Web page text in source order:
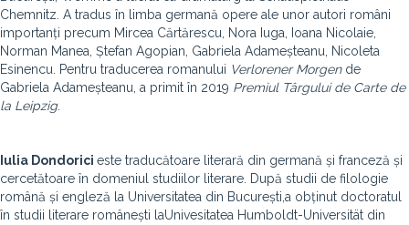
Chemnitz. A tradus în limba germană opere ale unor autori români
importanți precum Mircea Cărtărescu, Nora Iuga, Ioana Nicolaie,
Norman Manea, Ștefan Agopian, Gabriela Adameșteanu, Nicoleta
Esinencu. Pentru traducerea romanului Verlorener Morgende
Gabriela Adameșteanu, a primit în 2019 Premiul Târgului de Carte de
la Leipzig.
Iulia Dondorici este traducătoare literară din germană și franceză și
cercetătoare în domeniul studiilor literare. După studii de filologie
română și engleză la Universitatea din București,a obținut doctoratul
în studii literare românești laUnivesitatea Humboldt-Universität din